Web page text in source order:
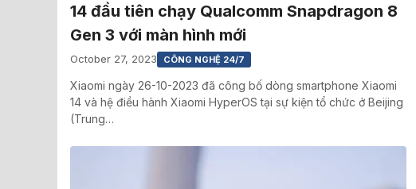
14 đầu tiên chạy Qualcomm Snapdragon 8
Gen 3 với màn hình mới
October 27, 2023 CÔNG NGHỆ 24/7
Xiaomi ngày 26-10-2023 đã công bố dòng smartphone Xiaomi
14 và hệ điều hành Xiaomi HyperOS tại sự kiện tổ chức ở Beijing
(Trung…